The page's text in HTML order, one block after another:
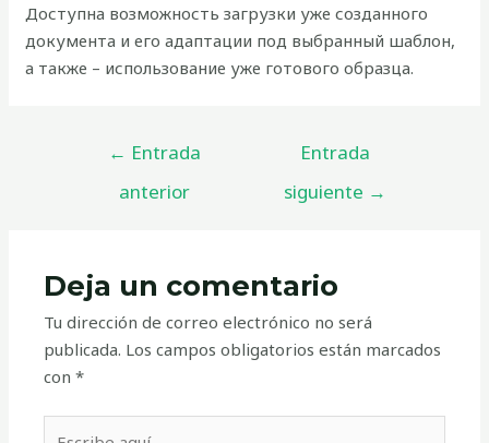
Доступна возможность загрузки уже созданного
документа и его адаптации под выбранный шаблон,
а также – использование уже готового образца.
← Entrada
anterior
Entrada
siguiente →
Deja un comentario
Tu dirección de correo electrónico no será
publicada. Los campos obligatorios están marcados
con*